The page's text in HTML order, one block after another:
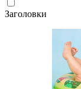
Заголовки